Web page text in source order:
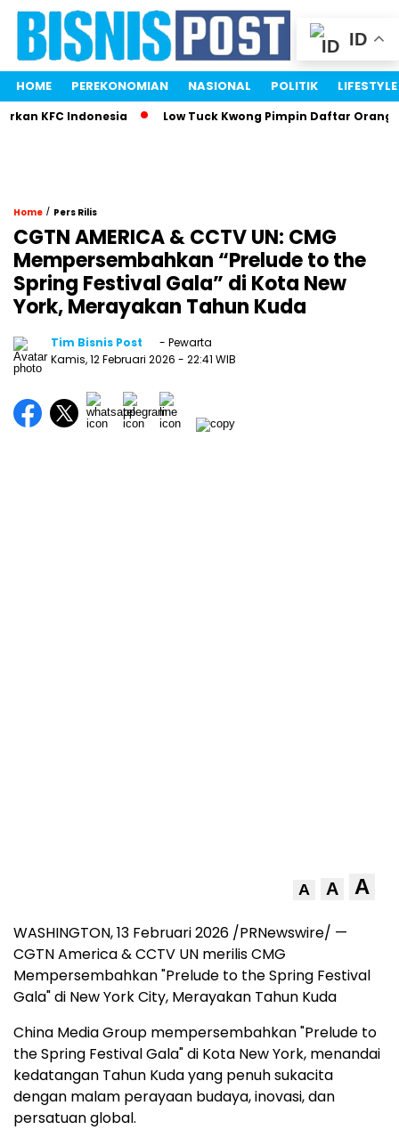
HOME PEREKONOMIAN NASIONAL POLITIK LIFESTYLE
KFC Indonesia Low Tuck Kwong Pimpin Daftar Orang
Home / Pers Rilis
CGTN AMERICA & CCTV UN: CMG
Mempersembahkan “Prelude to the
Spring Festival Gala” di Kota New
York, Merayakan Tahun Kuda
Tim Bisnis Post
- Pewarta
Kamis, 12 Februari 2026 - 22:41 WIB
A A A
WASHINGTON,13 Februari 2026 /PRNewswire/ —
CGTN America & CCTV UN merilis CMG
Mempersembahkan "Prelude to the Spring Festival
Gala" di New York City, Merayakan Tahun Kuda
China Media Group mempersembahkan "Prelude to
the Spring Festival Gala" di Kota New York, menandai
kedatangan Tahun Kuda yang penuh sukacita
dengan malam perayaan budaya, inovasi, dan
persatuan global.
ID